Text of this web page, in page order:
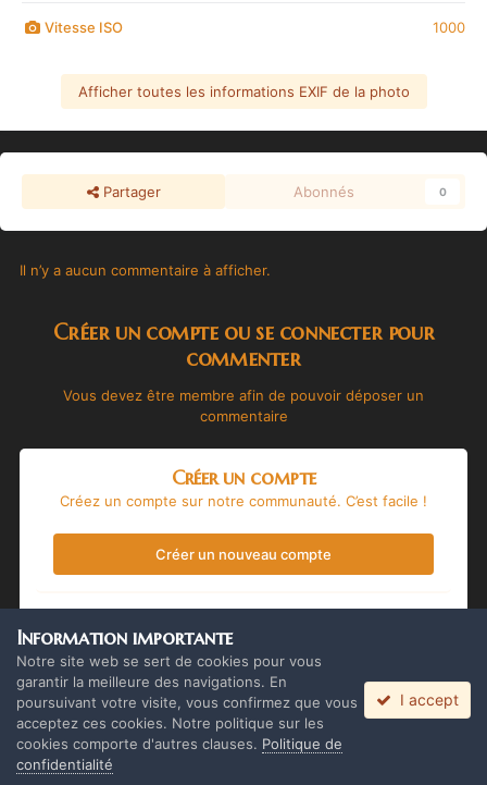
Vitesse ISO 1000
Afficher toutes les informations EXIF de la photo
Partager Abonnés 0
Il n’y a aucun commentaire à afficher.
Créer un compte ou se connecter pour
commenter
Vous devez être membre afin de pouvoir déposer un
commentaire
Créer un compte
Créez un compte sur notre communauté. C’est facile !
Créer un nouveau compte
Vous avez déjà un compte ? Connectez-vous ici.
Connectez-vous maintenant
Information importante
Notre site web se sert de cookies pour vous
garantir la meilleure des navigations. En
poursuivant votre visite, vous confirmez que vous
acceptez ces cookies. Notre politique sur les
cookies comporte d'autres clauses. Politique de
confidentialité
I accept